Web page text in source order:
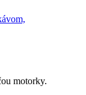
motorky.